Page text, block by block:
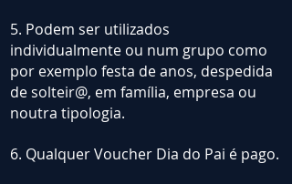
5. Podem ser utilizados
individualmente ou num grupo como
por exemplo festa de anos, despedida
de solteir@, em família, empresa ou
noutra tipologia.
6. Qualquer Voucher Dia do Pai é pago.